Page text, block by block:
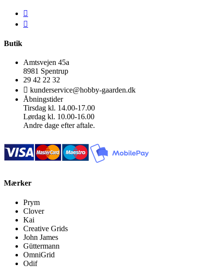
Butik
Amtsvejen 45a
8981 Spentrup
29 42 22 32
kunderservice@hobby-gaarden.dk
Åbningstider
Tirsdag kl. 14.00-17.00
Lørdag kl. 10.00-16.00
Andre dage efter aftale.
Mærker
Prym
Clover
Kai
Creative Grids
John James
Güttermann
OmniGrid
Odif